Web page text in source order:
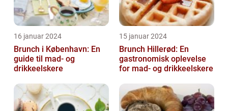
16 januar 2024
Brunch i København: En
guide til mad- og
drikkeelskere
15 januar 2024
Brunch Hillerød: En
gastronomisk oplevelse
for mad- og drikkeelskere